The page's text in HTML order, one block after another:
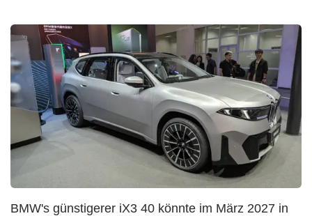
BMW's günstigerer iX3 40 könnte im März 2027 in